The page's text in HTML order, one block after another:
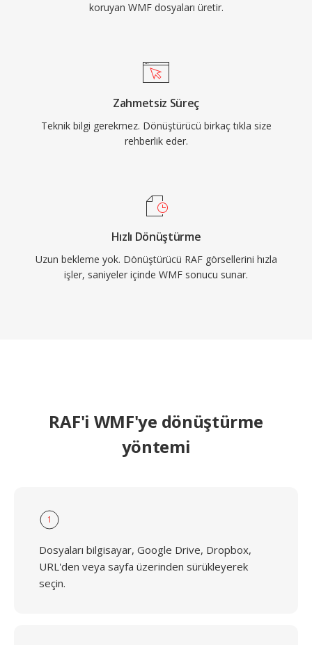
koruyan WMF dosyaları üretir.
Zahmetsiz Süreç
Teknik bilgi gerekmez. Dönüştürücü birkaç tıkla size
rehberlik eder.
Hızlı Dönüştürme
Uzun bekleme yok. Dönüştürücü RAF görsellerini hızla
işler, saniyeler içinde WMF sonucu sunar.
RAF'i WMF'ye dönüştürme
yöntemi
1
Dosyaları bilgisayar, Google Drive, Dropbox,
URL'den veya sayfa üzerinden sürükleyerek
seçin.